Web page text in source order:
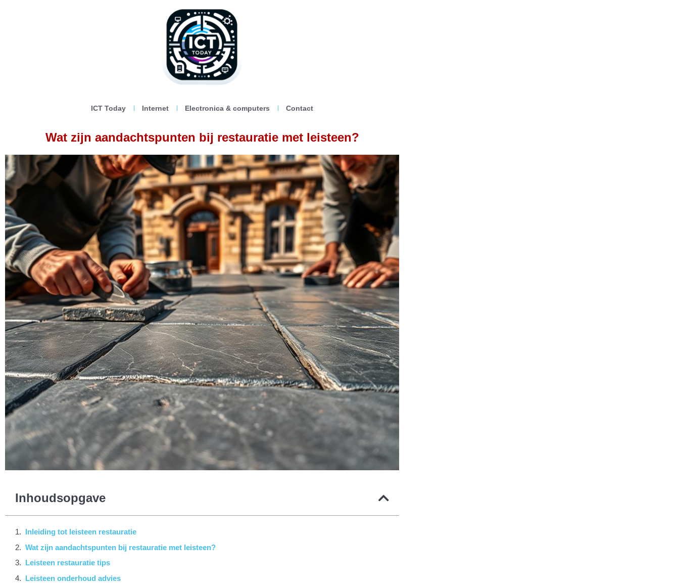
ICT Today Internet Electronica & computers Contact
Wat zijn aandachtspunten bij restauratie met leisteen?
Inhoudsopgave
Inleiding tot leisteen restauratie
Wat zijn aandachtspunten bij restauratie met leisteen?
Leisteen restauratie tips
Leisteen onderhoud advies